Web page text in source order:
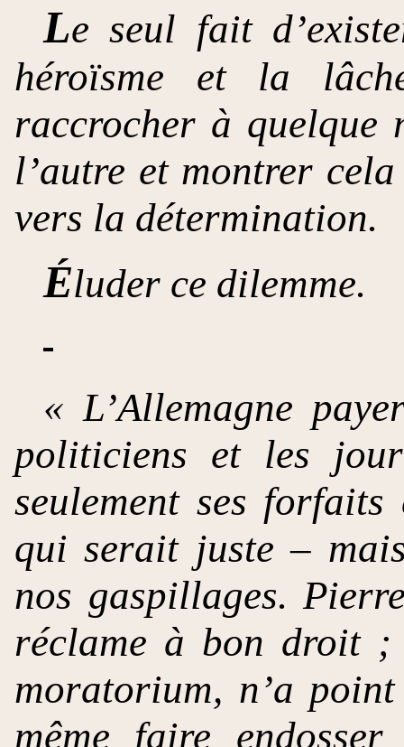
Le seul fait
héroïsme et la
raccrocher à quelque
l’autre et montrer
vers la détermination.
Éluder ce dilemme.
« L’Allemagne
politiciens et les
seulement ses
qui serait juste –
nos gaspillages.
réclame à bon droit
moratorium, n’a
même faire